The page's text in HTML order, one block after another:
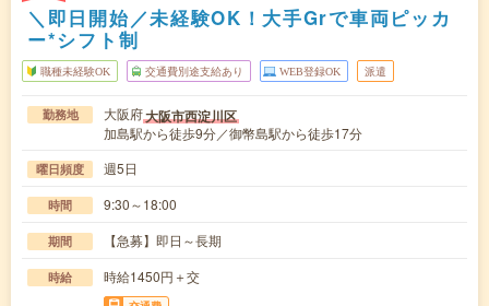
＼即日開始／未経験OK！大手Grで車両ピッカ
ー*シフト制
職種未経験OK 交通費別途支給あり WEB登録OK 派遣
勤務地 大阪府大阪市西淀川区
加島駅から徒歩9分／御幣島駅から徒歩17分
曜日頻度 週5日
時間 9:30～18:00
期間 【急募】即日～長期
時給 時給1450円＋交